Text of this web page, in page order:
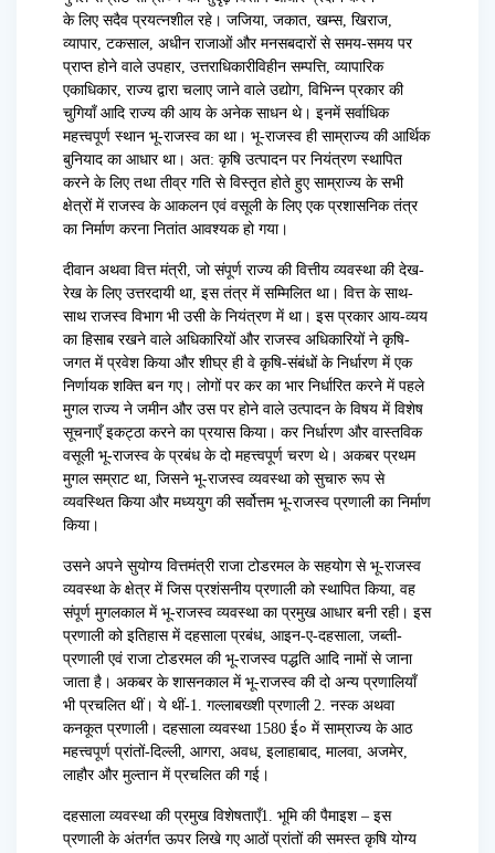
के लिए सदैव प्रयत्नशील रहे। जजिया, जकात, खम्स, खिराज,
व्यापार, टकसाल, अधीन राजाओं और मनसबदारों से समय-समय पर
प्राप्त होने वाले उपहार, उत्तराधिकारीविहीन सम्पत्ति, व्यापारिक
एकाधिकार, राज्य द्वारा चलाए जाने वाले उद्योग, विभिन्न प्रकार की
चुगियाँ आदि राज्य की आय के अनेक साधन थे। इनमें सर्वाधिक
महत्त्वपूर्ण स्थान भू-राजस्व का था। भू-राजस्व ही साम्राज्य की आर्थिक
बुनियाद का आधार था। अत: कृषि उत्पादन पर नियंत्रण स्थापित
करने के लिए तथा तीव्र गति से विस्तृत होते हुए साम्राज्य के सभी
क्षेत्रों में राजस्व के आकलन एवं वसूली के लिए एक प्रशासनिक तंत्र
का निर्माण करना नितांत आवश्यक हो गया।
दीवान अथवा वित्त मंत्री, जो संपूर्ण राज्य की वित्तीय व्यवस्था की देख-
रेख के लिए उत्तरदायी था, इस तंत्र में सम्मिलित था। वित्त के साथ-
साथ राजस्व विभाग भी उसी के नियंत्रण में था। इस प्रकार आय-व्यय
का हिसाब रखने वाले अधिकारियों और राजस्व अधिकारियों ने कृषि-
जगत में प्रवेश किया और शीघ्र ही वे कृषि-संबंधों के निर्धारण में एक
निर्णायक शक्ति बन गए। लोगों पर कर का भार निर्धारित करने में पहले
मुगल राज्य ने जमीन और उस पर होने वाले उत्पादन के विषय में विशेष
सूचनाएँ इकट्ठा करने का प्रयास किया। कर निर्धारण और वास्तविक
वसूली भू-राजस्व के प्रबंध के दो महत्त्वपूर्ण चरण थे। अकबर प्रथम
मुगल सम्राट था, जिसने भू-राजस्व व्यवस्था को सुचारु रूप से
व्यवस्थित किया और मध्ययुग की सर्वोत्तम भू-राजस्व प्रणाली का निर्माण
किया।
उसने अपने सुयोग्य वित्तमंत्री राजा टोडरमल के सहयोग से भू-राजस्व
व्यवस्था के क्षेत्र में जिस प्रशंसनीय प्रणाली को स्थापित किया, वह
संपूर्ण मुगलकाल में भू-राजस्व व्यवस्था का प्रमुख आधार बनी रही। इस
प्रणाली को इतिहास में दहसाला प्रबंध, आइन-ए-दहसाला, जब्ती-
प्रणाली एवं राजा टोडरमल की भू-राजस्व पद्धति आदि नामों से जाना
जाता है। अकबर के शासनकाल में भू-राजस्व की दो अन्य प्रणालियाँ
भी प्रचलित थीं। ये थीं-1. गल्लाबख्शी प्रणाली 2. नस्क अथवा
कनकूत प्रणाली। दहसाला व्यवस्था 1580 ई० में साम्राज्य के आठ
महत्त्वपूर्ण प्रांतों-दिल्ली, आगरा, अवध, इलाहाबाद, मालवा, अजमेर,
लाहौर और मुल्तान में प्रचलित की गई।
दहसाला व्यवस्था की प्रमुख विशेषताएँ1. भूमि की पैमाइश – इस
प्रणाली के अंतर्गत ऊपर लिखे गए आठों प्रांतों की समस्त कृषि योग्य